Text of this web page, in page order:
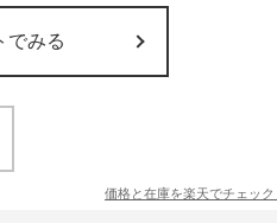
でみる
価格と在庫を楽天でチェック